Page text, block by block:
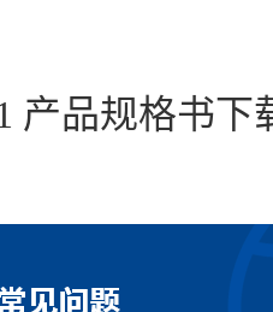
产品规格书下